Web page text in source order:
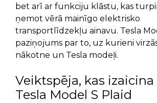
bet arī ar funkciju klāstu, kas
ņemot vērā mainīgo elektrisko
transportlīdzekļu ainavu. Tesla
paziņojums par to, uz kurieni
nākotne un Tesla modeļi.
Veiktspēja, kas izaicina
Tesla Model S Plaid